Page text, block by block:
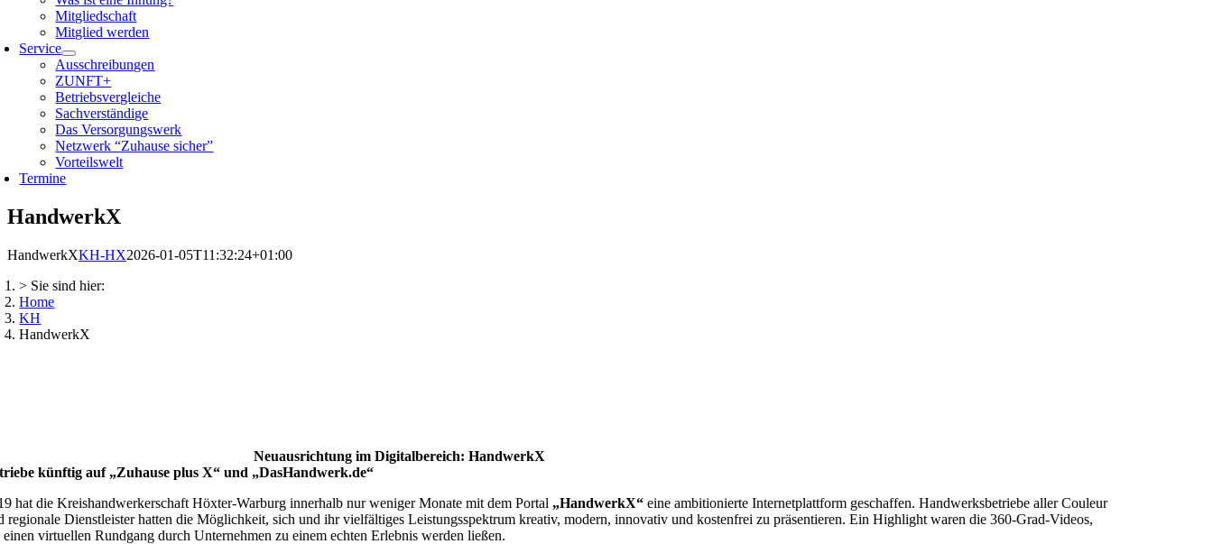
Mitgliedschaft
Mitglied werden
Service
Ausschreibungen
ZUNFT+
Betriebsvergleiche
Sachverständige
Das Versorgungswerk
Netzwerk “Zuhause sicher”
Vorteilswelt
Termine
HandwerkX
HandwerkXKH-HX2026-01-05T11:32:24+01:00
> Sie sind hier:
Home
KH
HandwerkX
Neuausrichtung im Digitalbereich: HandwerkX
künftig auf „Zuhause plus X“ und „DasHandwerk.de“
hat die Kreishandwerkerschaft Höxter-Warburg innerhalb nur weniger Monate mit dem Portal „HandwerkX“ eine ambitionierte Internetplattform geschaffen. Handwerksbetriebe aller Couleur
regionale Dienstleister hatten die Möglichkeit, sich und ihr vielfältiges Leistungsspektrum kreativ, modern, innovativ und kostenfrei zu präsentieren. Ein Highlight waren die 360-Grad-Videos,
einen virtuellen Rundgang durch Unternehmen zu einem echten Erlebnis werden ließen.